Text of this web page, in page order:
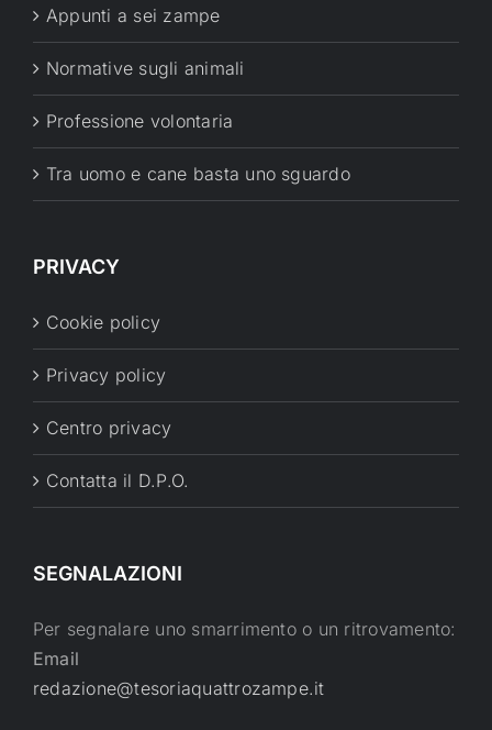
Appunti a sei zampe
Normative sugli animali
Professione volontaria
Tra uomo e cane basta uno sguardo
PRIVACY
Cookie policy
Privacy policy
Centro privacy
Contatta il D.P.O.
SEGNALAZIONI
Per segnalare uno smarrimento o un ritrovamento:
Email
redazione@tesoriaquattrozampe.it